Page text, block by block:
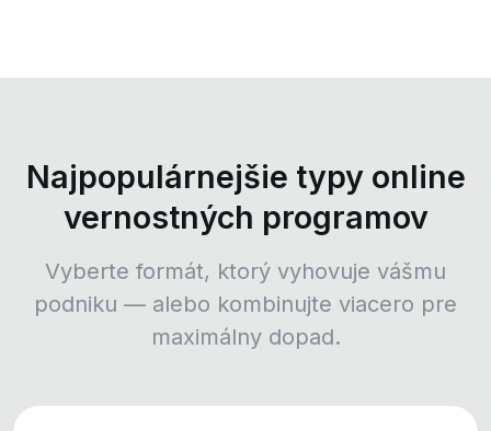
Najpopulárnejšie typy online
vernostných programov
Vyberte formát, ktorý vyhovuje vášmu
podniku — alebo kombinujte viacero pre
maximálny dopad.